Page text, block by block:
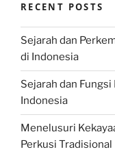
RECENT POSTS
Sejarah dan
di Indonesia
Sejarah dan
Indonesia
Menelusuri
Perkusi Tradisional